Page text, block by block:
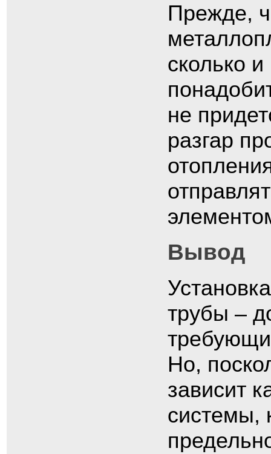
Прежде,
сколько
не
разгар
Вывод
трубы –
Но,
зависит
системы,